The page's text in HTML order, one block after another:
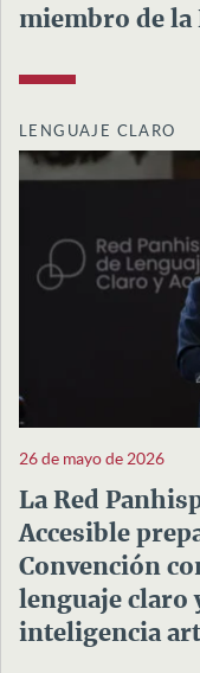
miembro de la
LENGUAJE CLARO
26 de mayo de 2026
La Red
Accesible
Convención
lenguaje claro
inteligencia